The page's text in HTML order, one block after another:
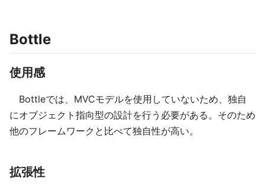
Bottle
使用感
Bottleでは、MVCモデルを使用していないため、独自
にオブジェクト指向型の設計を行う必要がある。そのため
他のフレームワークと比べて独自性が高い。
拡張性